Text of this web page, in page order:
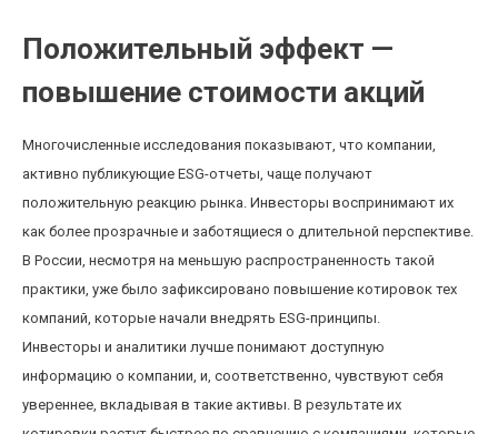
Положительный эффект —
повышение стоимости акций
Многочисленные исследования показывают, что компании,
активно публикующие ESG-отчеты, чаще получают
положительную реакцию рынка. Инвесторы воспринимают их
как более прозрачные и заботящиеся о длительной перспективе.
В России, несмотря на меньшую распространенность такой
практики, уже было зафиксировано повышение котировок тех
компаний, которые начали внедрять ESG-принципы.
Инвесторы и аналитики лучше понимают доступную
информацию о компании, и, соответственно, чувствуют себя
увереннее, вкладывая в такие активы. В результате их